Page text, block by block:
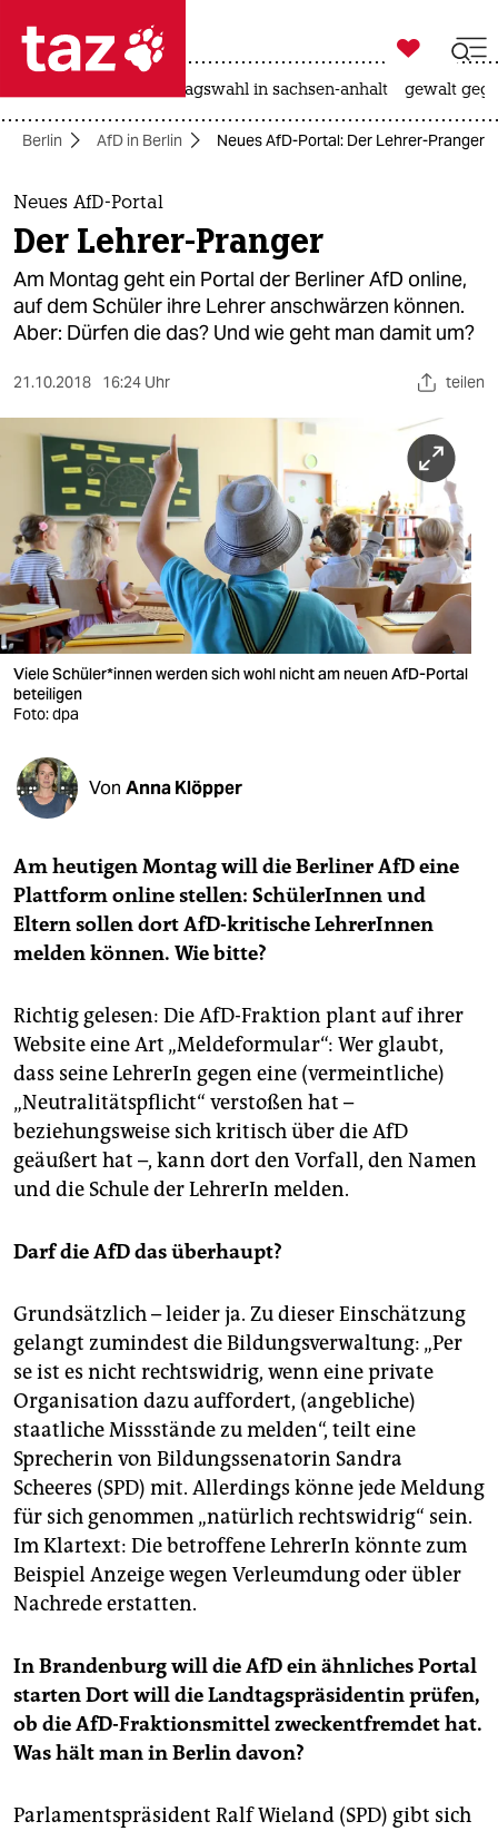
 taz zahl ich
taz zahl ich
themen
politik
öko
sport
berlin
nord
wahrheit
verlag
verlag
shop
fragen & hilfe
unterstützen
abo
genossenschaft
epaper login

taz zahl ich
landtagswahl in sachsen-anhalt gewalt
Berlin AfD in Berlin Neues AfD-Portal: Der Lehrer-Pranger
Neues AfD-Portal
Der Lehrer-Pranger
Am Montag geht ein Portal der Berliner AfD online,
auf dem Schüler ihre Lehrer anschwärzen können.
Aber: Dürfen die das? Und wie geht man damit um?
21.10.2018 16:24 Uhr teilen
Viele Schüler*innen werden sich wohl nicht am neuen AfD-Portal
beteiligen
Foto: dpa
Von Anna Klöpper
Am heutigen Montag will die Berliner AfD eine
Plattform online stellen: SchülerInnen und
Eltern sollen dort AfD-kritische LehrerInnen
melden können. Wie bitte?
Richtig gelesen: Die AfD-Fraktion plant auf ihrer
Website eine Art „Meldeformular“: Wer glaubt,
dass seine LehrerIn gegen eine (vermeintliche)
„Neutralitätspflicht“ verstoßen hat –
beziehungsweise sich kritisch über die AfD
geäußert hat –, kann dort den Vorfall, den Namen
und die Schule der LehrerIn melden.
Darf die AfD das überhaupt?
Grundsätzlich – leider ja. Zu dieser Einschätzung
gelangt zumindest die Bildungsverwaltung: „Per
se ist es nicht rechtswidrig, wenn eine private
Organisation dazu auffordert, (angebliche)
staatliche Missstände zu melden“, teilt eine
Sprecherin von Bildungssenatorin Sandra
Scheeres (SPD) mit. Allerdings könne jede Meldung
für sich genommen „natürlich rechtswidrig“ sein.
Im Klartext: Die betroffene LehrerIn könnte zum
Beispiel Anzeige wegen Verleumdung oder übler
Nachrede erstatten.
In Brandenburg will die AfD ein ähnliches Portal
starten Dort will die Landtagspräsidentin prüfen,
ob die AfD-Fraktionsmittel zweckentfremdet hat.
Was hält man in Berlin davon?
Parlamentspräsident Ralf Wieland (SPD) gibt sich